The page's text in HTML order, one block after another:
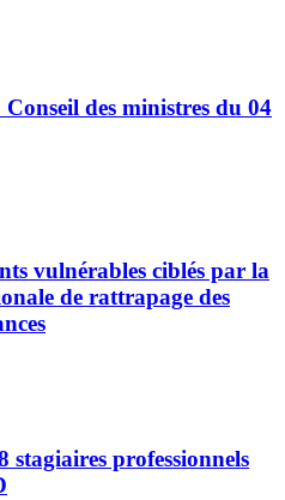
des ministres du 04
vulnérables ciblés par la
de rattrapage des
stagiaires professionnels